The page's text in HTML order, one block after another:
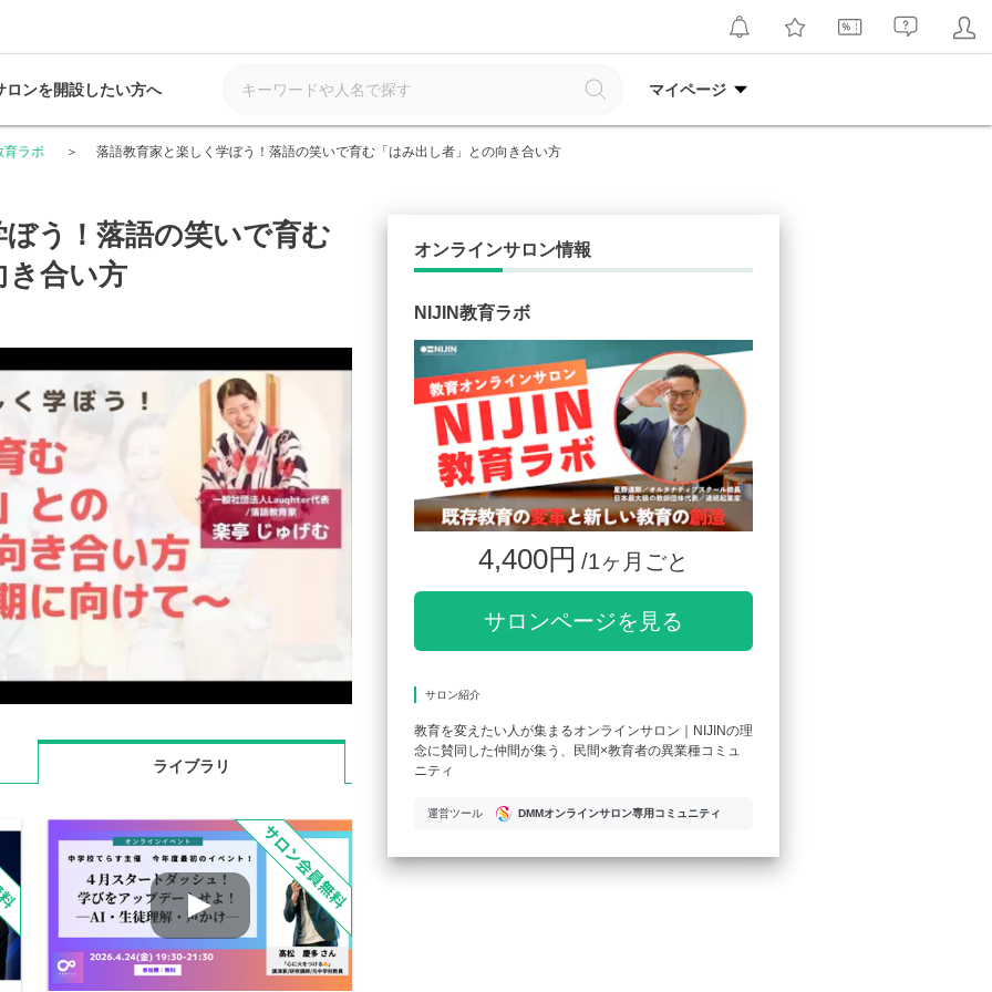
ロンを開設したい方へ マイページ
育ラボ 落語教育家と楽しく学ぼう！落語の笑いで育む「はみ出し者」との向き合い方
う！落語の笑いで育む
き合い方
ライブラリ
オンラインサロン情報
NIJIN教育ラボ
4,400円 /1ヶ月ごと
サロンページを見る
サロン紹介
教育を変えたい人が集まるオンラインサロン｜NIJINの理
念に賛同した仲間が集う、民間×教育者の異業種コミュ
ニティ
運営ツール DMMオンラインサロン専用コミュニティ